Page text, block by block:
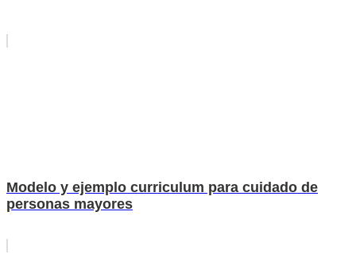
Modelo y ejemplo curriculum para cuidado de
personas mayores